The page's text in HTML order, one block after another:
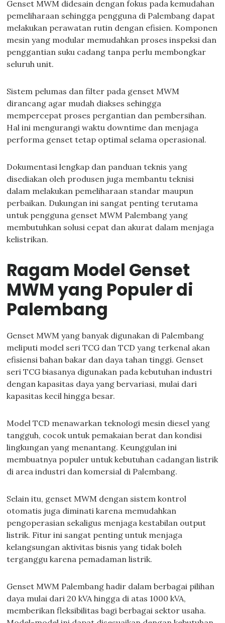
Genset MWM didesain dengan fokus pada kemudahan
pemeliharaan sehingga pengguna di Palembang dapat
melakukan perawatan rutin dengan efisien. Komponen
mesin yang modular memudahkan proses inspeksi dan
penggantian suku cadang tanpa perlu membongkar
seluruh unit.
Sistem pelumas dan filter pada genset MWM
dirancang agar mudah diakses sehingga
mempercepat proses pergantian dan pembersihan.
Hal ini mengurangi waktu downtime dan menjaga
performa genset tetap optimal selama operasional.
Dokumentasi lengkap dan panduan teknis yang
disediakan oleh produsen juga membantu teknisi
dalam melakukan pemeliharaan standar maupun
perbaikan. Dukungan ini sangat penting terutama
untuk pengguna genset MWM Palembang yang
membutuhkan solusi cepat dan akurat dalam menjaga
kelistrikan.
Ragam Model Genset
MWM yang Populer di
Palembang
Genset MWM yang banyak digunakan di Palembang
meliputi model seri TCG dan TCD yang terkenal akan
efisiensi bahan bakar dan daya tahan tinggi. Genset
seri TCG biasanya digunakan pada kebutuhan industri
dengan kapasitas daya yang bervariasi, mulai dari
kapasitas kecil hingga besar.
Model TCD menawarkan teknologi mesin diesel yang
tangguh, cocok untuk pemakaian berat dan kondisi
lingkungan yang menantang. Keunggulan ini
membuatnya populer untuk kebutuhan cadangan listrik
di area industri dan komersial di Palembang.
Selain itu, genset MWM dengan sistem kontrol
otomatis juga diminati karena memudahkan
pengoperasian sekaligus menjaga kestabilan output
listrik. Fitur ini sangat penting untuk menjaga
kelangsungan aktivitas bisnis yang tidak boleh
terganggu karena pemadaman listrik.
Genset MWM Palembang hadir dalam berbagai pilihan
daya mulai dari 20 kVA hingga di atas 1000 kVA,
memberikan fleksibilitas bagi berbagai sektor usaha.